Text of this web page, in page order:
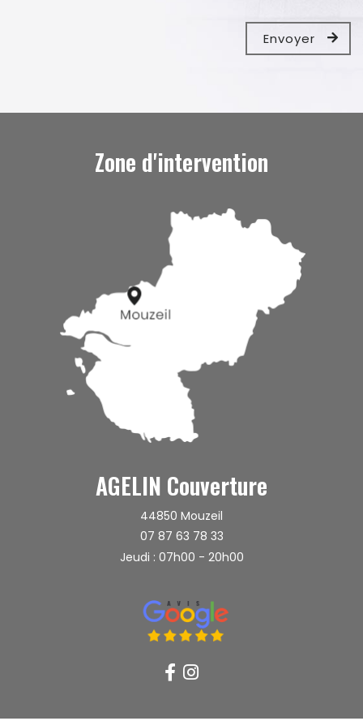
Zone d'intervention
AGELIN Couverture
44850 Mouzeil
07 87 63 78 33
Jeudi : 07h00 - 20h00